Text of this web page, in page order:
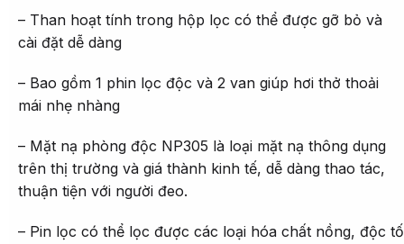
– Than hoạt tính trong hộp lọc có thể được gỡ bỏ và
cài đặt dễ dàng
– Bao gồm 1 phin lọc độc và 2 van giúp hơi thở thoải
mái nhẹ nhàng
– Mặt nạ phòng độc NP305 là loại mặt nạ thông dụng
trên thị trường và giá thành kinh tế, dễ dàng thao tác,
thuận tiện với người đeo.
– Pin lọc có thể lọc được các loại hóa chất nồng, độc tố